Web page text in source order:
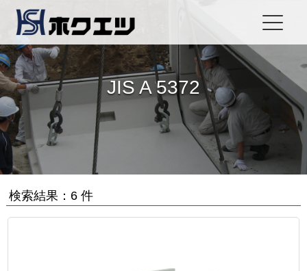
JIS A 5372
検索結果：6 件